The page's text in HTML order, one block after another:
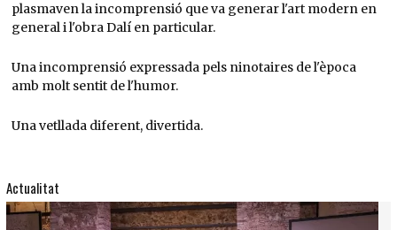
plasmaven la incomprensió que va generar l'art modern en
general i l'obra Dalí en particular.
Una incomprensió expressada pels ninotaires de l'època
amb molt sentit de l'humor.
Una vetllada diferent, divertida.
Actualitat